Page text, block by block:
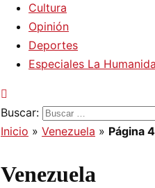
Cultura
Opinión
Deportes
Especiales La
Buscar:
Inicio » Venezuela » Página 4
Venezuela